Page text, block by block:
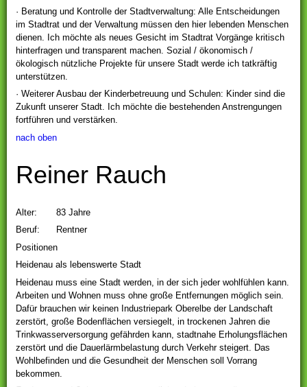
· Beratung und Kontrolle der Stadtverwaltung: Alle Entscheidungen
im Stadtrat und der Verwaltung müssen den hier lebenden Menschen
dienen. Ich möchte als neues Gesicht im Stadtrat Vorgänge kritisch
hinterfragen und transparent machen. Sozial / ökonomisch /
ökologisch nützliche Projekte für unsere Stadt werde ich tatkräftig
unterstützen.
· Weiterer Ausbau der Kinderbetreuung und Schulen: Kinder sind die
Zukunft unserer Stadt. Ich möchte die bestehenden Anstrengungen
fortführen und verstärken.
nach oben
Reiner Rauch
Alter: 83 Jahre
Beruf: Rentner
Positionen
Heidenau als lebenswerte Stadt
Heidenau muss eine Stadt werden, in der sich jeder wohlfühlen kann.
Arbeiten und Wohnen muss ohne große Entfernungen möglich sein.
Dafür brauchen wir keinen Industriepark Oberelbe der Landschaft
zerstört, große Bodenflächen versiegelt, in trockenen Jahren die
Trinkwasserversorgung gefährden kann, stadtnahe Erholungsflächen
zerstört und die Dauerlärmbelastung durch Verkehr steigert. Das
Wohlbefinden und die Gesundheit der Menschen soll Vorrang
bekommen.